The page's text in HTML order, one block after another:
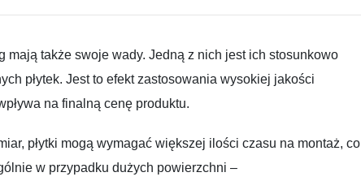
mają także swoje wady. Jedną z nich jest ich stosunkowo
płytek. Jest to efekt zastosowania wysokiej jakości
na finalną cenę produktu.
płytki mogą wymagać większej ilości czasu na montaż, co
w przypadku dużych powierzchni –